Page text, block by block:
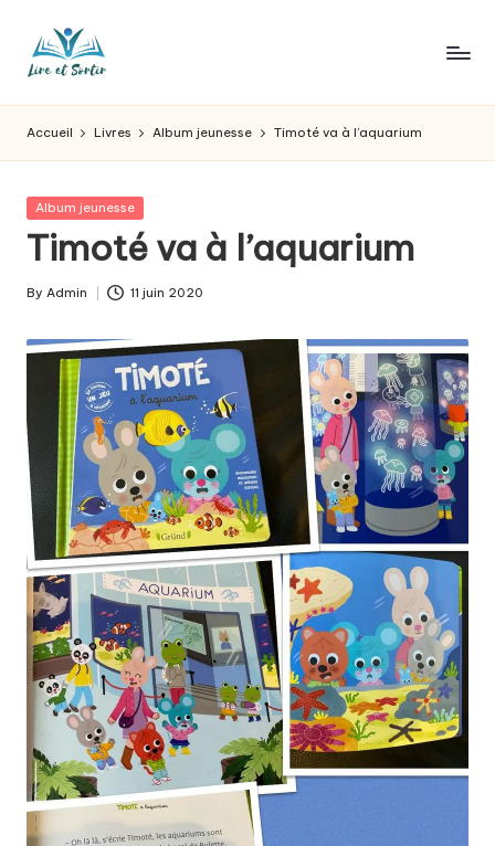
L
ir
e
e
t
s
o
r
ir
pour
les
goûts,
des
pour
les
jours.
Accueil Livres Album jeunesse Timoté va à l’aquarium
Posted
Album jeunesse
Timoté va à l’aquarium
Posted
By Admin 11 juin 2020